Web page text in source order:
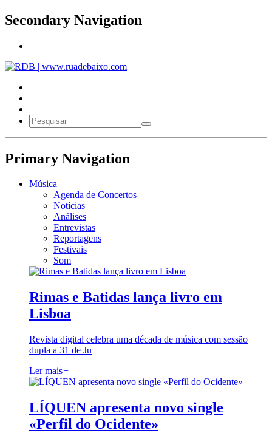
Secondary Navigation
Primary Navigation
Música
Agenda de Concertos
Notícias
Análises
Entrevistas
Reportagens
Festivais
Som
Rimas e Batidas lança livro em
Lisboa
Revista digital celebra uma década de música com sessão
dupla a 31 de Ju
Ler mais+
LÍQUEN apresenta novo single
«Perfil do Ocidente»